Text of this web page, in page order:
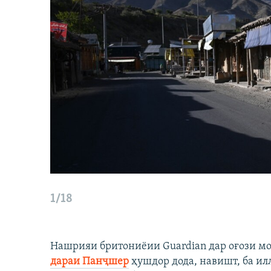
1/18
Нашрияи бритониёии Guardian дар оғози
дараи Панҷшер ҳушдор дода, навишт, ба